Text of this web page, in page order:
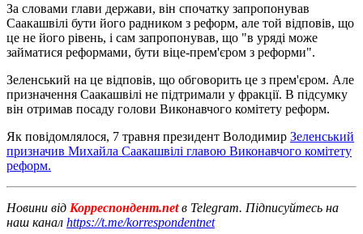
За словами глави держави, він спочатку запропонував
Саакашвілі бути його радником з реформ, але той відповів, що
це не його рівень, і сам запропонував, що "в уряді може
займатися реформами, бути віце-прем'єром з реформи".
Зеленський на це відповів, що обговорить це з прем'єром. Але
призначення Саакашвілі не підтримали у фракції. В підсумку
він отримав посаду голови Виконавчого комітету реформ.
Як повідомлялося, 7 травня президент Володимир Зеленський
призначив Михайла Саакашвілі главою Виконавчого комітету
реформ.
Новини від Корреспондент.netв Telegram. Підписуйтесь на
наш канал https://t.me/korrespondentnet